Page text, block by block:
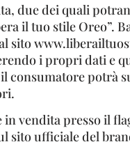
due dei quali
il tuo stile Oreo”.
sito
i propri dati e
consumatore potrà
in vendita presso il
sito ufficiale del